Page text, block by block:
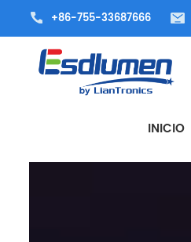
+86-755-33687666
INICIO